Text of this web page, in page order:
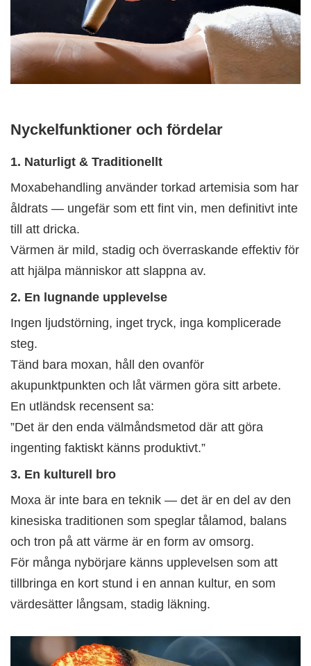
Nyckelfunktioner och fördelar
1. Naturligt & Traditionellt
Moxabehandling använder torkad artemisia som har
åldrats — ungefär som ett fint vin, men definitivt inte
till att dricka.
Värmen är mild, stadig och överraskande effektiv för
att hjälpa människor att slappna av.
2. En lugnande upplevelse
Ingen ljudstörning, inget tryck, inga komplicerade
steg.
Tänd bara moxan, håll den ovanför
akupunktpunkten och låt värmen göra sitt arbete.
En utländsk recensent sa:
”Det är den enda välmåndsmetod där att göra
ingenting faktiskt känns produktivt.”
3. En kulturell bro
Moxa är inte bara en teknik — det är en del av den
kinesiska traditionen som speglar tålamod, balans
och tron på att värme är en form av omsorg.
För många nybörjare känns upplevelsen som att
tillbringa en kort stund i en annan kultur, en som
värdesätter långsam, stadig läkning.